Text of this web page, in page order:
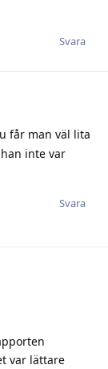
Svara
får man väl lita
inte var
Svara
var lättare